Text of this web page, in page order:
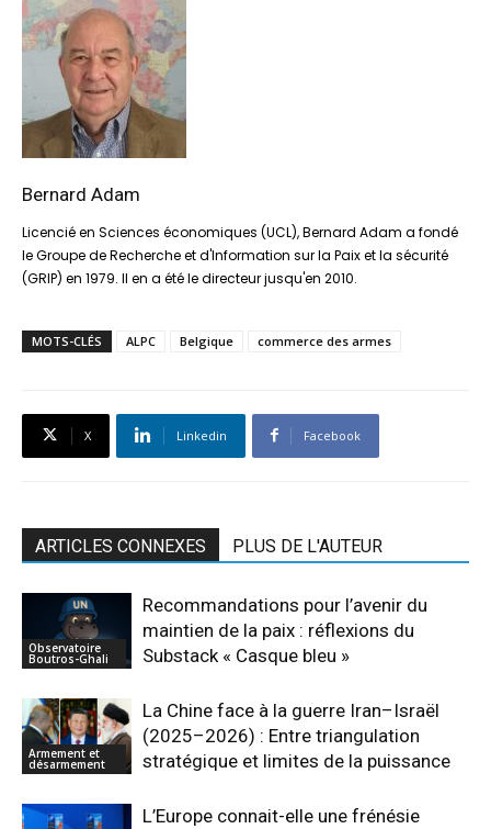
Bernard Adam
Licencié en Sciences économiques (UCL), Bernard Adam a fondé
le Groupe de Recherche et d'Information sur la Paix et la sécurité
(GRIP) en 1979. Il en a été le directeur jusqu'en 2010.
MOTS-CLÉS ALPC Belgique commerce des armes
X Linkedin Facebook
ARTICLES CONNEXES PLUS DE L'AUTEUR
Observatoire
Boutros-Ghali
Recommandations pour l’avenir du
maintien de la paix : réflexions du
Substack « Casque bleu »
Armement et
désarmement
La Chine face à la guerre Iran–Israël
(2025–2026) : Entre triangulation
stratégique et limites de la puissance
L’Europe connait-elle une frénésie